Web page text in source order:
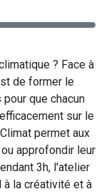
? Face à
de former le
que chacun
sur le
permet aux
approfondir leur
3h, l'atelier
la créativité et à